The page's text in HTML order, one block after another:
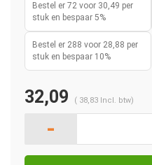
Bestel er 72 voor 30,49 per
stuk en bespaar 5%
Bestel er 288 voor 28,88 per
stuk en bespaar 10%
32,09 ( 38,83 Incl. btw)
-